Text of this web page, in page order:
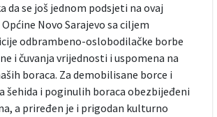
da se još jednom podsjeti na ovaj
Novo Sarajevo sa ciljem
odbrambeno-oslobodilačke borbe
i čuvanja vrijednosti i uspomena na
boraca. Za demobilisane borce i
šehida i poginulih boraca obezbijeđeni
a priređen je i prigodan kulturno